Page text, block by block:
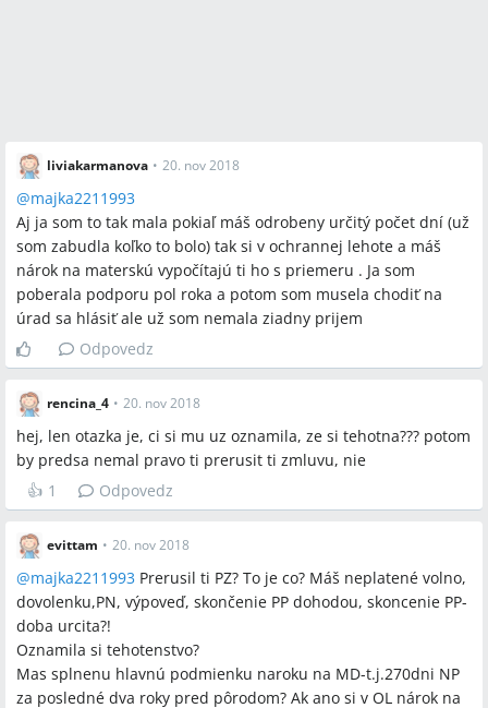
liviakarmanova • 20. nov 2018
@majka2211993
Aj ja som to tak mala pokiaľ máš odrobeny určitý počet dní (už
som zabudla koľko to bolo) tak si v ochrannej lehote a máš
nárok na materskú vypočítajú ti ho s priemeru . Ja som
poberala podporu pol roka a potom som musela chodiť na
úrad sa hlásiť ale už som nemala ziadny prijem
Odpovedz
rencina_4 • 20. nov 2018
hej, len otazka je, ci si mu uz oznamila, ze si tehotna??? potom
by predsa nemal pravo ti prerusit ti zmluvu, nie
👍 1 Odpovedz
evittam • 20. nov 2018
@majka2211993 Prerusil ti PZ? To je co? Máš neplatené volno,
dovolenku,PN, výpoveď, skončenie PP dohodou, skoncenie PP-
doba urcita?!
Oznamila si tehotenstvo?
Mas splnenu hlavnú podmienku naroku na MD-t.j.270dni NP
za posledné dva roky pred pôrodom? Ak ano si v OL nárok na